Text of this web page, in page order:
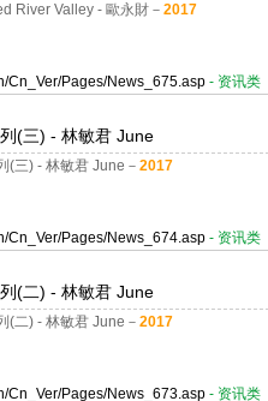
River Valley - 歐永財－ 2017
Cn_Ver/Pages/News_675.asp - 资讯类
(三) - 林敏君 June
(三) - 林敏君 June－ 2017
Cn_Ver/Pages/News_674.asp - 资讯类
(二) - 林敏君 June
(二) - 林敏君 June－ 2017
Cn_Ver/Pages/News_673.asp - 资讯类